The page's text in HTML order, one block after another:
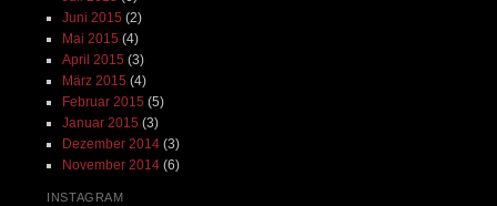
Juni 2015 (2)
Mai 2015 (4)
April 2015 (3)
März 2015 (4)
Februar 2015 (5)
Januar 2015 (3)
Dezember 2014(3)
November 2014(6)
INSTAGRAM